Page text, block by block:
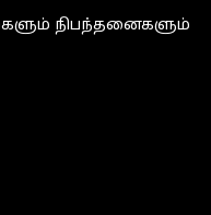
நிபந்தனைகளும்